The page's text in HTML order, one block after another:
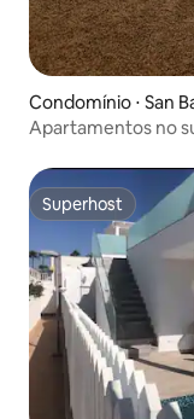
Condomínio ⋅ San
Superhost
Superhost